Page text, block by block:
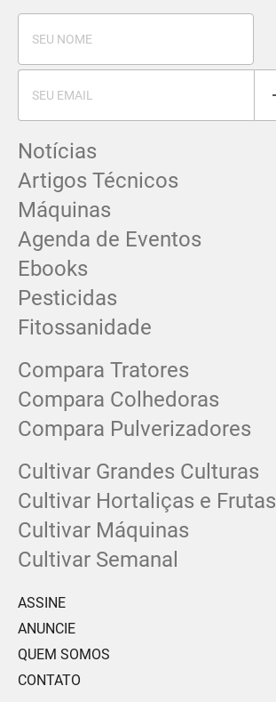
Notícias
Artigos Técnicos
Máquinas
Agenda de Eventos
Ebooks
Pesticidas
Fitossanidade
Compara Tratores
Compara Colhedoras
Compara Pulverizadores
Cultivar Grandes Culturas
Cultivar Hortaliças e Frutas
Cultivar Máquinas
Cultivar Semanal
ASSINE
ANUNCIE
QUEM SOMOS
CONTATO